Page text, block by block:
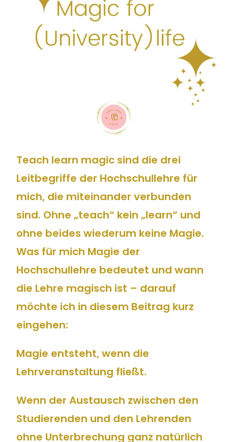
Teach learn magic sind die drei
Leitbegriffe der Hochschullehre für
mich, die miteinander verbunden
sind. Ohne „teach“ kein „learn“ und
ohne beides wiederum keine Magie.
Was für mich Magie der
Hochschullehre bedeutet und wann
die Lehre magisch ist – darauf
möchte ich in diesem Beitrag kurz
eingehen:
Magie entsteht, wenn die
Lehrveranstaltung fließt.
Wenn der Austausch zwischen den
Studierenden und den Lehrenden
ohne Unterbrechung ganz natürlich